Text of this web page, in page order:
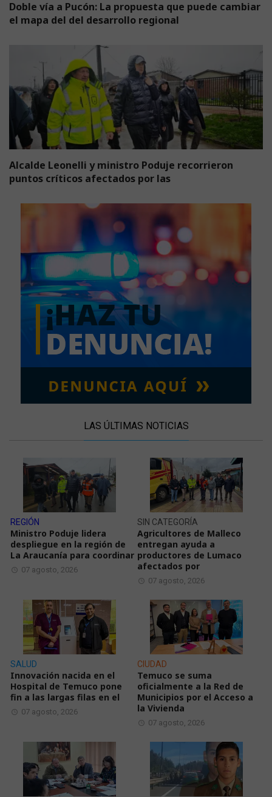
Doble vía a Pucón: La propuesta que puede cambiar
el mapa del del desarrollo regional
Alcalde Leonelli y ministro Poduje recorrieron
puntos críticos afectados por las
LAS ÚLTIMAS NOTICIAS
REGIÓN
Ministro Poduje lidera
despliegue en la región de
La Araucanía para coordinar
07 agosto, 2026
SIN CATEGORÍA
Agricultores de Malleco
entregan ayuda a
productores de Lumaco
afectados por
07 agosto, 2026
SALUD
Innovación nacida en el
Hospital de Temuco pone
fin a las largas filas en el
07 agosto, 2026
CIUDAD
Temuco se suma
oficialmente a la Red de
Municipios por el Acceso a
la Vivienda
07 agosto, 2026